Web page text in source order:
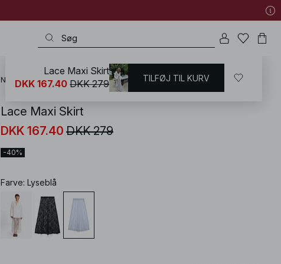
NA-KD / Nederdele / Lange nederdele
Lace Maxi Skirt
DKK 167.40 DKK 279
-40%
Farve: Lyseblå
Lace Maxi Skirt
DKK 167.40 DKK 279 TILFØJ TIL KURV